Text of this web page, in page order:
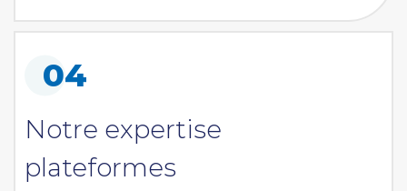
04
Notre expertise
plateformes